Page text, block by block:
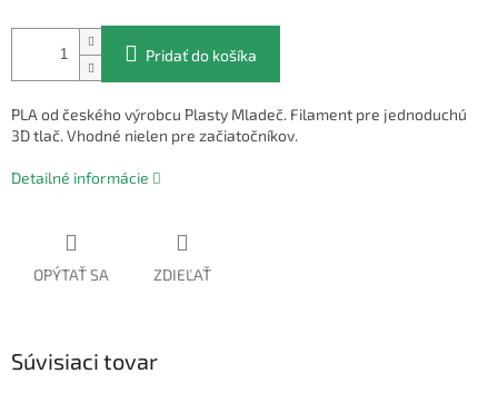
Pridať do košíka
PLA od českého výrobcu Plasty Mladeč. Filament pre jednoduchú
3D tlač. Vhodné nielen pre začiatočníkov.
Detailné informácie
OPÝTAŤ SA ZDIEĽAŤ
Súvisiaci tovar